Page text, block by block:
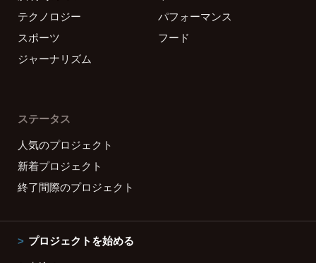
テクノロジー
パフォーマンス
スポーツ
フード
ジャーナリズム
ステータス
人気のプロジェクト
新着プロジェクト
終了間際のプロジェクト
プロジェクトを始める